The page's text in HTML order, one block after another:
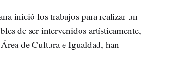
inició los trabajos para realizar un
de ser intervenidos artísticamente,
de Cultura e Igualdad, han